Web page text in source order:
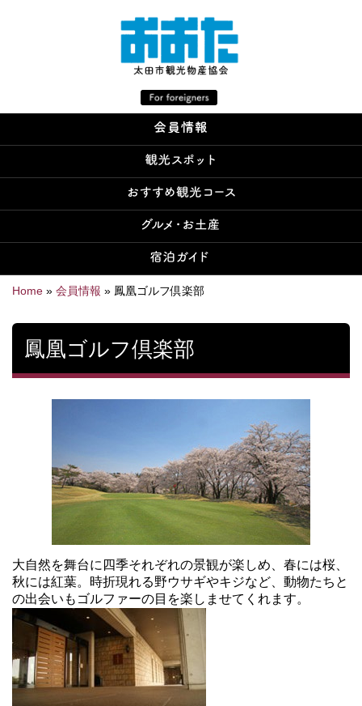
Home » 会員情報 » 鳳凰ゴルフ倶楽部
鳳凰ゴルフ倶楽部
大自然を舞台に四季それぞれの景観が楽しめ、春には桜、
秋には紅葉。時折現れる野ウサギやキジなど、動物たちと
の出会いもゴルファーの目を楽しませてくれます。